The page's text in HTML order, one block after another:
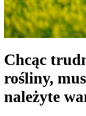
Chcąc
rośliny,
należyte